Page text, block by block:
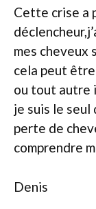
Cette crise a
mes cheveux
cela peut
ou tout autre
je suis le seul
perte de
comprendre
Denis